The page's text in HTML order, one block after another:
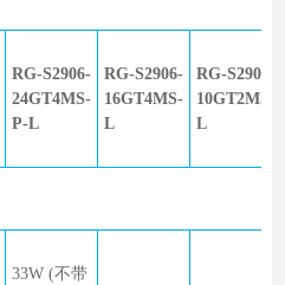
RG-S2906-
24GT4MS-
P-L
RG-S2906-
16GT4MS-
L
RG-S2906-
10GT2MS-
L
33W (不带